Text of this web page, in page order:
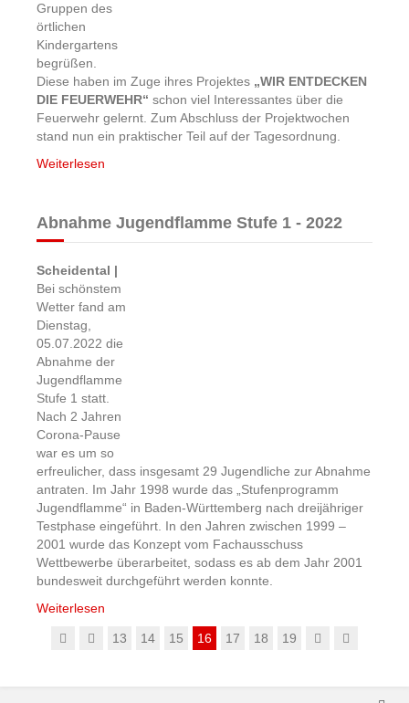
Gruppen des
örtlichen
Kindergartens
begrüßen.
Diese haben im Zuge ihres Projektes „WIR ENTDECKEN
DIE FEUERWEHR“ schon viel Interessantes über die
Feuerwehr gelernt. Zum Abschluss der Projektwochen
stand nun ein praktischer Teil auf der Tagesordnung.
Weiterlesen
Abnahme Jugendflamme Stufe 1 - 2022
Scheidental |
Bei schönstem
Wetter fand am
Dienstag,
05.07.2022 die
Abnahme der
Jugendflamme
Stufe 1 statt.
Nach 2 Jahren
Corona-Pause
war es um so
erfreulicher, dass insgesamt 29 Jugendliche zur Abnahme
antraten. Im Jahr 1998 wurde das „Stufenprogramm
Jugendflamme“ in Baden-Württemberg nach dreijähriger
Testphase eingeführt. In den Jahren zwischen 1999 –
2001 wurde das Konzept vom Fachausschuss
Wettbewerbe überarbeitet, sodass es ab dem Jahr 2001
bundesweit durchgeführt werden konnte.
Weiterlesen
13 14 15 16 17 18 19